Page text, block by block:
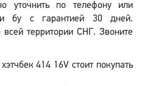
уточнить по телефону или
бу с гарантией 30 дней.
территории СНГ. Звоните
414 16V стоит покупать